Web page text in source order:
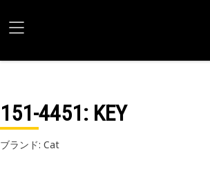
151-4451: KEY
ブランド: Cat